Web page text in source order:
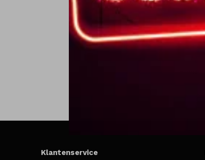
Klantenservice